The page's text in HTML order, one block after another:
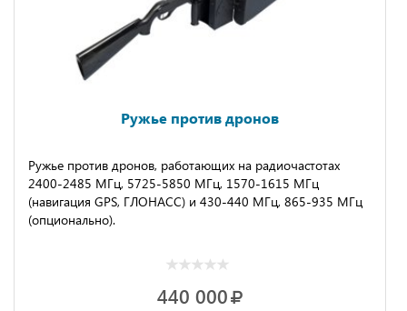
Ружье против дронов
Ружье против дронов, работающих на радиочастотах
2400-2485 МГц, 5725-5850 МГц, 1570-1615 МГц
(навигация GPS, ГЛОНАСС) и 430-440 МГц, 865-935 МГц
(опционально).
440 000